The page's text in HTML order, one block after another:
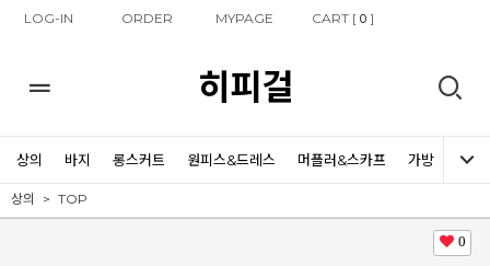
LOG-IN ORDER MYPAGE CART [0 ]
히피걸
상의 바지 롱스커트 원피스&드레스 머플러&스카프 가방 신발
상의 TOP
0